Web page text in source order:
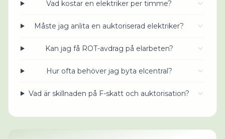
Vad kostar en elektriker per timme?
Måste jag anlita en auktoriserad elektriker?
Kan jag få ROT-avdrag på elarbeten?
Hur ofta behöver jag byta elcentral?
Vad är skillnaden på F-skatt och auktorisation?